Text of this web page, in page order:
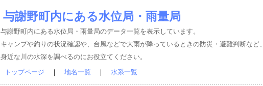
与謝野町内にある水位局・雨量局
与謝野町内にある水位局・雨量局のデータ一覧を表示しています。
キャンプや釣りの状況確認や、台風などで大雨が降っているときの防災・避難判断など、
身近な川の水深を調べるのにお役立てください。
トップページ 地名一覧 水系一覧